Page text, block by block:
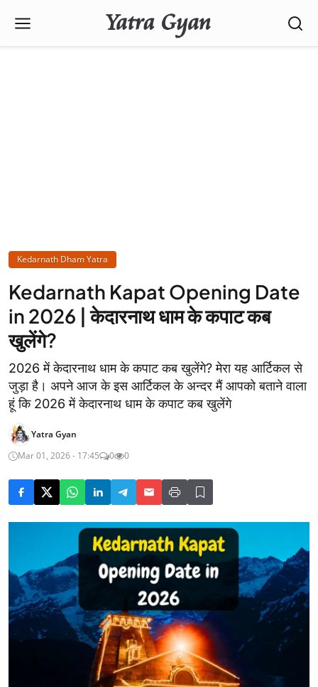
Kedarnath Dham Yatra
Kedarnath Kapat Opening Date
in 2026 | केदारनाथ धाम के कपाट कब
खुलेंगे?
2026 में केदारनाथ धाम के कपाट कब खुलेंगे? मेरा यह आर्टिकल से
जुड़ा है। अपने आज के इस आर्टिकल के अन्दर मैं आपको बताने वाला
हूं कि 2026 में केदारनाथ धाम के कपाट कब खुलेंगे
Yatra Gyan
Mar 01, 2026 - 17:45
0 0